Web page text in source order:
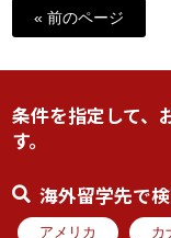
« 前のページ
条件を指定して、
す。
海外留学先で
アメリカ カ